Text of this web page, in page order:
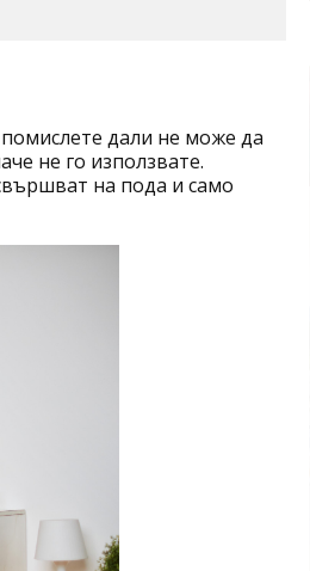
дали не може да
не го използвате.
на пода и само